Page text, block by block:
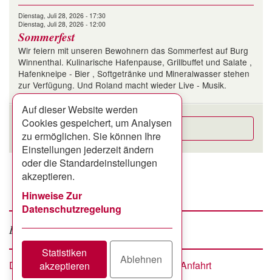
Dienstag, Juli 28, 2026 - 17:30
Dienstag, Juli 28, 2026 - 12:00
Sommerfest
Wir feiern mit unseren Bewohnern das Sommerfest auf Burg
Winnenthal. Kulinarische Hafenpause, Grillbuffet und Salate ,
Hafenkneipe - Bier , Softgetränke und Mineralwasser stehen
zur Verfügung. Und Roland macht wieder Live - Musik.
Alle Termine
Besuchen Sie uns auf Facebookgoogle +
Footer
Datenschutzerklärung Impressum Anfahrt
Auf dieser Website werden
Cookies gespeichert, um Analysen
zu ermöglichen. Sie können Ihre
Einstellungen jederzeit ändern
oder die Standardeinstellungen
akzeptieren.
Hinweise Zur
Datenschutzregelung
Statistiken
akzeptieren
Ablehnen